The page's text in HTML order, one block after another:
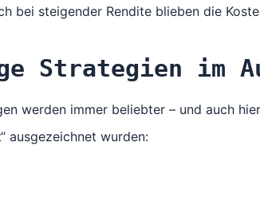
bei steigender Rendite blieben die
Strategien im
werden immer beliebter – und auch
ausgezeichnet wurden: